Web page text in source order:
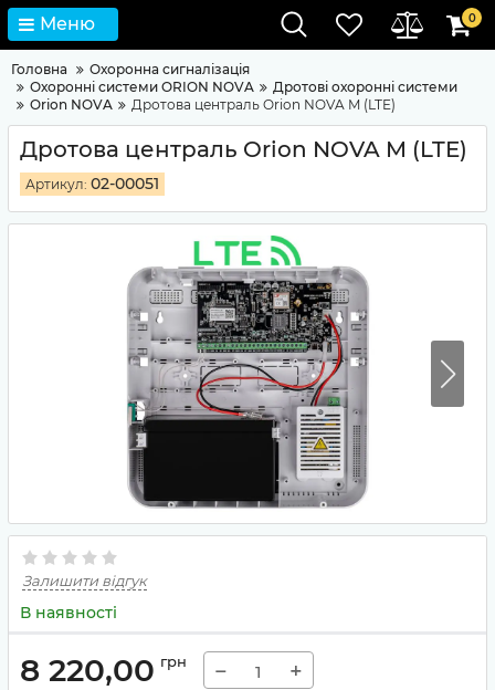
Меню 0
Головна
Охоронна сигналізація
Охоронні системи ORION NOVA
Дротові охоронні системи
Orion NOVA
Дротова централь Orion NOVA M (LTE)
Дротова централь Orion NOVA M (LTE)
Артикул: 02-00051
Залишити відгук
В наявності
8 220,00 грн − +